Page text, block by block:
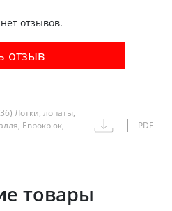
отзывов.
отзыв
Лотки, лопаты,
Еврокрюк,
PDF
товары